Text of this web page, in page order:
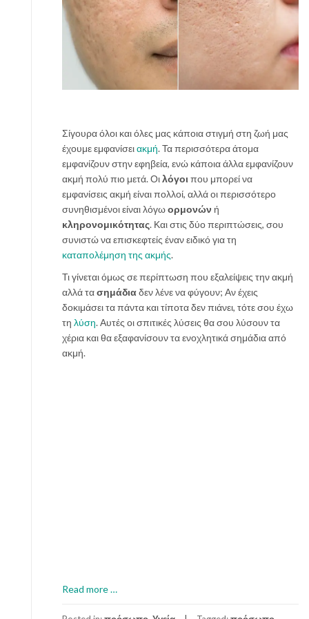
π
ό
ι
έ
ν
α
ν
ε
α
ν
ι
ό
π
ρ
ό
σ
Σίγουρα όλοι και όλες μας κάποια στιγμή στη ζωή μας
έχουμε εμφανίσειακμή. Τα περισσότερα άτομα
εμφανίζουν στην εφηβεία, ενώ κάποια άλλα εμφανίζουν
ακμή πολύ πιο μετά. Οιλόγοι που μπορεί να
εμφανίσεις ακμή είναι πολλοί, αλλά οι περισσότερο
συνηθισμένοι είναι λόγωορμονών ή
κληρονομικότητας. Και στις δύο περιπτώσεις, σου
συνιστώ να επισκεφτείς έναν ειδικό για τη
καταπολέμηση της ακμής.
Τι γίνεται όμως σε περίπτωση που εξαλείψεις την ακμή
αλλά τασημάδιαδεν λένε να φύγουν; Αν έχεις
δοκιμάσει τα πάντα και τίποτα δεν πιάνει, τότε σου έχω
τη λύση. Αυτές οι σπιτικές λύσεις θα σου λύσουν τα
χέρια και θα εξαφανίσουν τα ενοχλητικά σημάδια από
ακμή.
Read more…